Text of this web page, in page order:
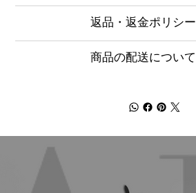
返品・返金ポリシー
商品の配送について